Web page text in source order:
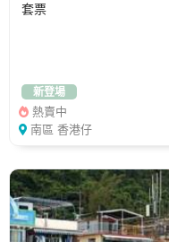
套票
新登場
熱賣中
南區 香港仔